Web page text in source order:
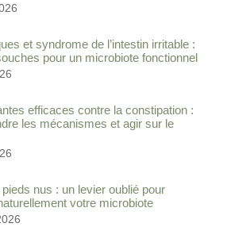
et syndrome de l’intestin irritable :
pour un microbiote fonctionnel
efficaces contre la constipation :
les mécanismes et agir sur le
nus : un levier oublié pour
votre microbiote